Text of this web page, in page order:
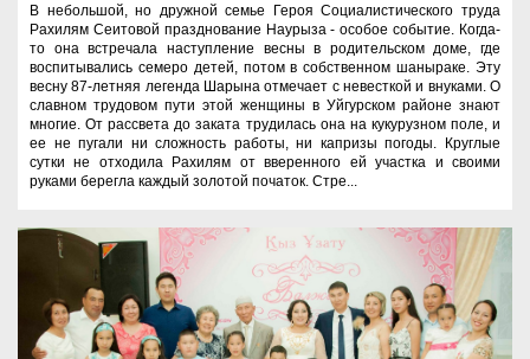
В небольшой, но дружной семье Героя Социалистического труда
Рахилям Сеитовой празднование Наурыза - особое событие. Когда-
то она встречала наступление весны в родительском доме, где
воспитывались семеро детей, потом в собственном шаныраке. Эту
весну 87-летняя легенда Шарына отмечает с невесткой и внуками. О
славном трудовом пути этой женщины в Уйгурском районе знают
многие. От рассвета до заката трудилась она на кукурузном поле, и
ее не пугали ни сложность работы, ни капризы погоды. Круглые
сутки не отходила Рахилям от вверенного ей участка и своими
руками берегла каждый золотой початок. Стре...